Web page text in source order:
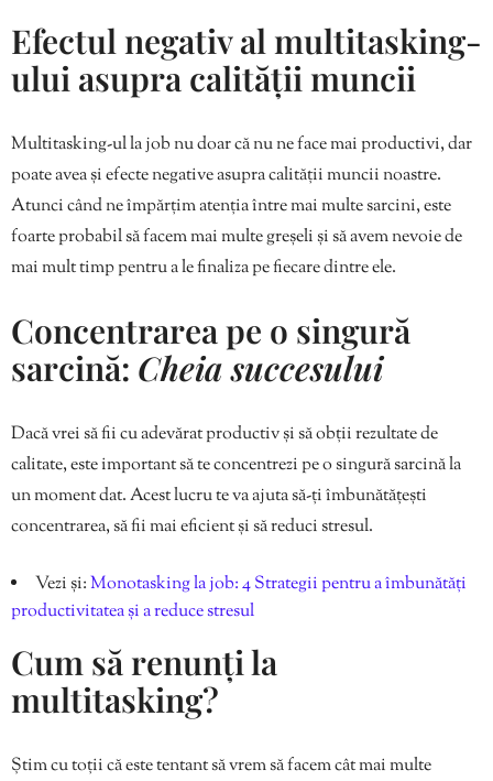
Efectul negativ al multitasking-
ului asupra calității muncii
Multitasking-ul la job nu doar că nu ne face mai productivi, dar
poate avea și efecte negative asupra calității muncii noastre.
Atunci când ne împărțim atenția între mai multe sarcini, este
foarte probabil să facem mai multe greșeli și să avem nevoie de
mai mult timp pentru a le finaliza pe fiecare dintre ele.
Concentrarea pe o singură
sarcină: Cheia succesului
Dacă vrei să fii cu adevărat productiv și să obții rezultate de
calitate, este important să te concentrezi pe o singură sarcină la
un moment dat. Acest lucru te va ajuta să-ți îmbunătățești
concentrarea, să fii mai eficient și să reduci stresul.
Vezi și:Monotasking la job: 4 Strategii pentru a îmbunătăți
productivitatea și a reduce stresul
Cum să renunți la
multitasking?
Știm cu toții că este tentant să vrem să facem cât mai multe